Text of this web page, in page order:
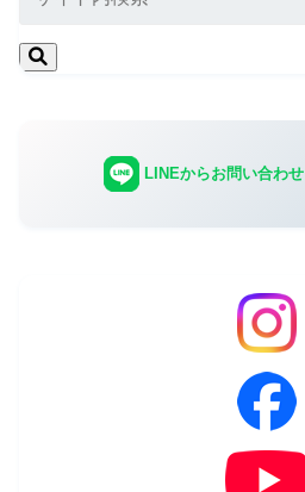
LINEからお問い合わせ